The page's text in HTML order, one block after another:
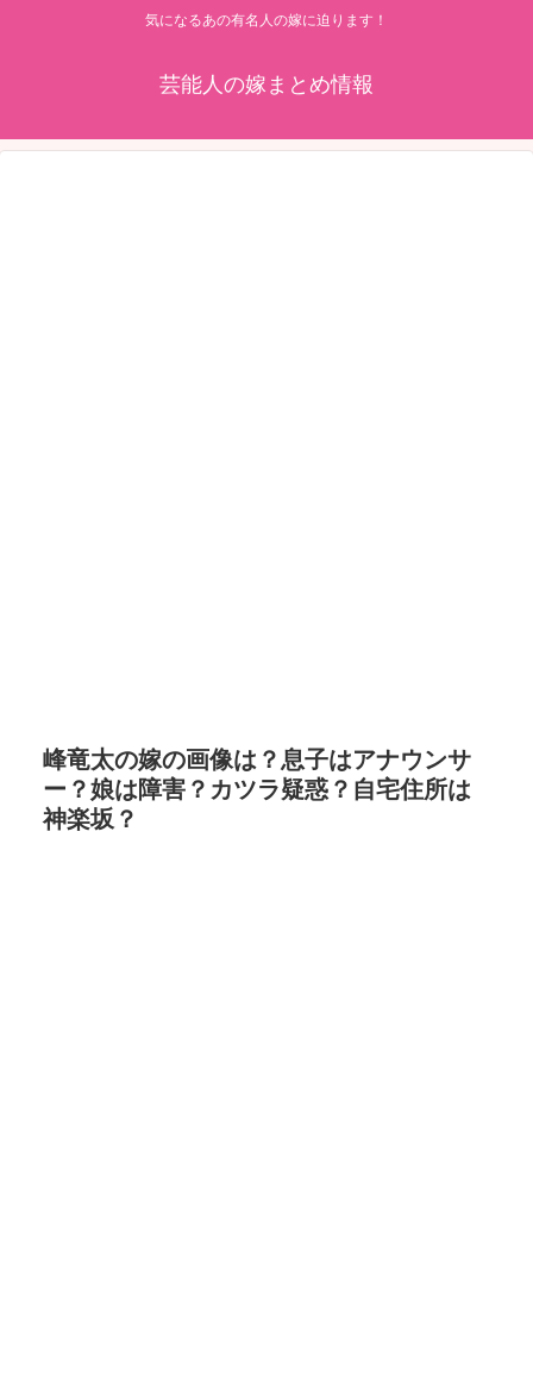
気になるあの有名人の嫁に迫ります！
芸能人の嫁まとめ情報
峰竜太の嫁の画像は？息子はアナウンサ
ー？娘は障害？カツラ疑惑？自宅住所は
神楽坂？